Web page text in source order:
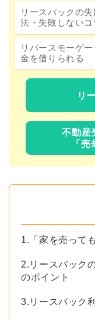
リースバックの
法・失敗しないコ
リバースモーゲ
金を借りられる
リ
不動産
「
1.「家を売って
2.リースバック
のポイント
3.リースバック